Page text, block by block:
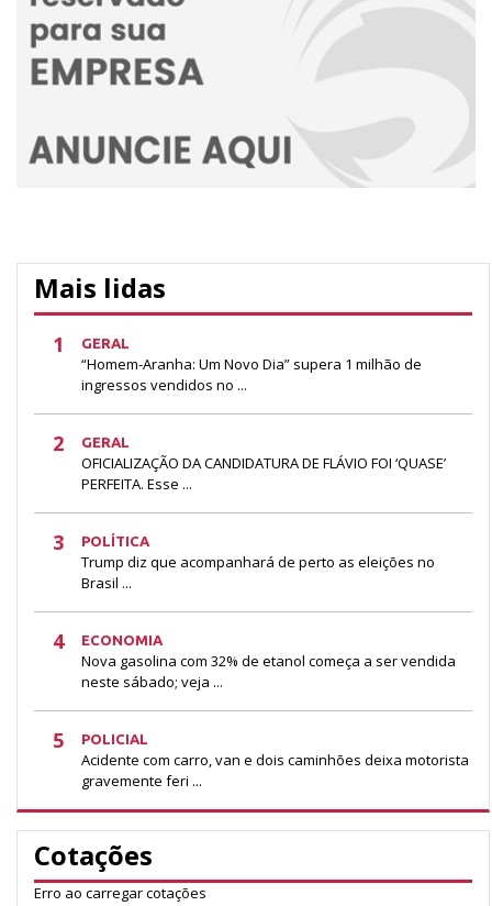
Mais lidas
1 GERAL
“Homem-Aranha: Um Novo Dia” supera 1 milhão de
ingressos vendidos no ...
2 GERAL
OFICIALIZAÇÃO DA CANDIDATURA DE FLÁVIO FOI ‘QUASE’
PERFEITA. Esse ...
3 POLÍTICA
Trump diz que acompanhará de perto as eleições no
Brasil ...
4 ECONOMIA
Nova gasolina com 32% de etanol começa a ser vendida
neste sábado; veja ...
5 POLICIAL
Acidente com carro, van e dois caminhões deixa motorista
gravemente feri ...
Cotações
Erro ao carregar cotações